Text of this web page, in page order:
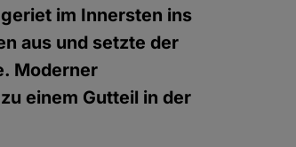
im Innersten ins
aus und setzte der
Moderner
einem Gutteil in der